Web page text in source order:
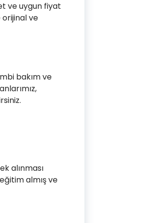
ve uygun fiyat
ve
bakım ve
alınması
almış ve